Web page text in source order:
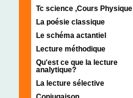
Tc science ,Cours Physique
La poésie classique
Le schéma actantiel
Lecture méthodique
Qu'est ce que la lecture
analytique?
La lecture sélective